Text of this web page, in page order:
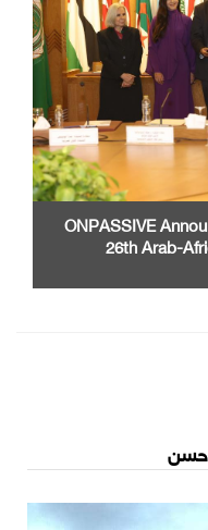
ONPASSIVE
26th Arab-
حسن